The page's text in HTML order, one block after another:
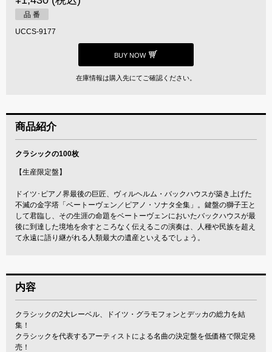
品 番
UCCS-9177
BUY NOW
在庫情報は購入先にてご確認ください。
商品紹介
クラシックの100枚
【生産限定盤】
ドイツ･ピアノ界最後の巨匠、ヴィルヘルム・バックハウスが築き上げた
不滅の金字塔「ベートーヴェン／ピアノ・ソナタ全集」。鍵盤の獅子王と
して君臨し、その生涯の命題をベートーヴェンにおいたバックハウスが最
後に到達した境地を余すところなく伝えるこの演奏は、人種や民族を超え
て永遠に語り継がれる人類最大の遺産といえるでしょう。
内容
クラシックの2大レーベル、ドイツ・グラモフォンとデッカの総力を結
集！
クラシックを代表するアーティストによる名曲の決定盤を低価格で限定発
売！